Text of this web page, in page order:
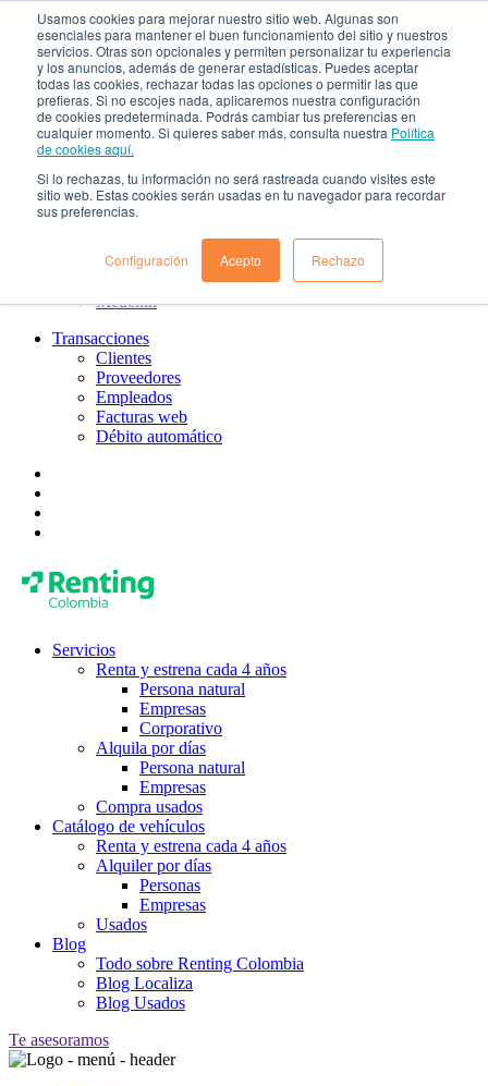
Usamos cookies para mejorar nuestro sitio web. Algunas son
esenciales para mantener el buen funcionamiento del sitio y nuestros
servicios. Otras son opcionales y permiten personalizar tu experiencia
y los anuncios, además de generar estadísticas. Puedes aceptar
todas las cookies, rechazar todas las opciones o permitir las que
prefieras. Si no escojes nada, aplicaremos nuestra configuración
de cookies predeterminada. Podrás cambiar tus preferencias en
cualquier momento. Si quieres saber más, consulta nuestra Política
de cookies aquí.
Si lo rechazas, tu información no será rastreada cuando visites este
sitio web. Estas cookies serán usadas en tu navegador para recordar
sus preferencias.
Configuración Acepto Rechazo
¿Qué es el renting?
Nosotros
Nuestra cultura
Gobierno corporativo
Política de tratamiento de datos
Ayuda
Guías de Usuario clientes
PQRs
Aprende más
¿Dónde estamos?
Bogotá
Medellin
Transacciones
Clientes
Proveedores
Empleados
Facturas web
Débito automático
Servicios
Renta y estrena cada 4 años
Persona natural
Empresas
Corporativo
Alquila por días
Persona natural
Empresas
Compra usados
Catálogo de vehículos
Renta y estrena cada 4 años
Alquiler por días
Personas
Empresas
Usados
Blog
Todo sobre Renting Colombia
Blog Localiza
Blog Usados
Te asesoramos